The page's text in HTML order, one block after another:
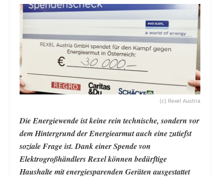
(c) Rexel Austria
Die Energiewende ist keine rein technische, sondern vor
dem Hintergrund der Energiearmut auch eine zutiefst
soziale Frage ist. Dank einer Spende von
Elektrogroßhändlers Rexel können bedürftige
Haushalte mit energiesparenden Geräten ausgestattet